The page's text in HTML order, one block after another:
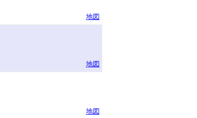
地図
地図
地図